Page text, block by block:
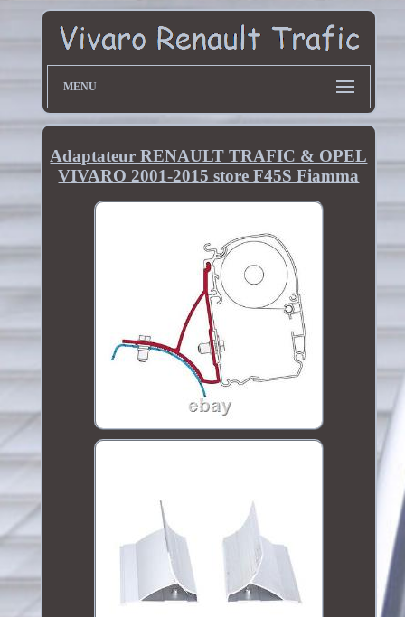
MENU
Adaptateur RENAULT TRAFIC & OPEL
VIVARO 2001-2015 store F45S Fiamma